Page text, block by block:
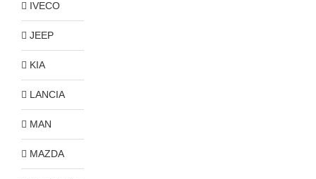
IVECO
JEEP
KIA
LANCIA
MAN
MAZDA